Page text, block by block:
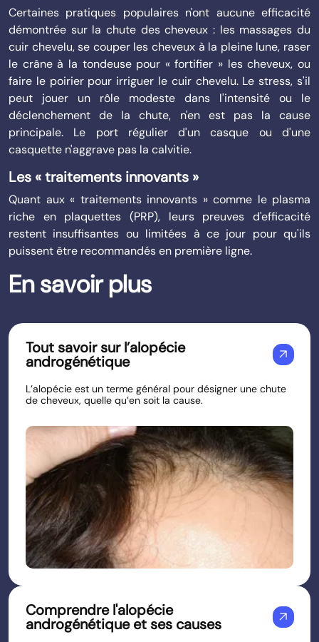
Certaines pratiques populaires n'ont aucune efficacité
démontrée sur la chute des cheveux : les massages du
cuir chevelu, se couper les cheveux à la pleine lune, raser
le crâne à la tondeuse pour « fortifier » les cheveux, ou
faire le poirier pour irriguer le cuir chevelu. Le stress, s'il
peut jouer un rôle modeste dans l'intensité ou le
déclenchement de la chute, n'en est pas la cause
principale. Le port régulier d'un casque ou d'une
casquette n'aggrave pas la calvitie.
Les « traitements innovants »
Quant aux « traitements innovants » comme le plasma
riche en plaquettes (PRP), leurs preuves d'efficacité
restent insuffisantes ou limitées à ce jour pour qu'ils
puissent être recommandés en première ligne.
En savoir plus
Tout savoir sur l’alopécie
androgénétique arrow_outward
L’alopécie est un terme général pour désigner une chute
de cheveux, quelle qu’en soit la cause.
Comprendre l'alopécie
androgénétique et ses causes arrow_outward